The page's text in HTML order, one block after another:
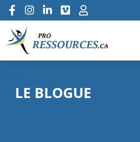
LE BLOGUE